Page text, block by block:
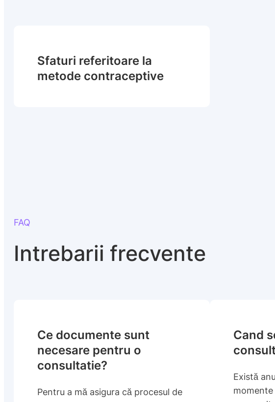
Sfaturi referitoare la
metode contraceptive
FAQ
Intrebarii frecvente
Ce documente sunt
necesare pentru o
consultatie?
Pentru a mă asigura că procesul de
Cand
Există